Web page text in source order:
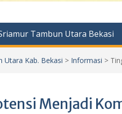
Tambun Utara Bekasi
Utara Kab. Bekasi > Informasi >
Menjadi